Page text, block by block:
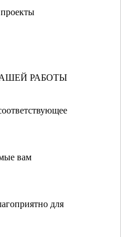
РАБОТЫ
вам
для